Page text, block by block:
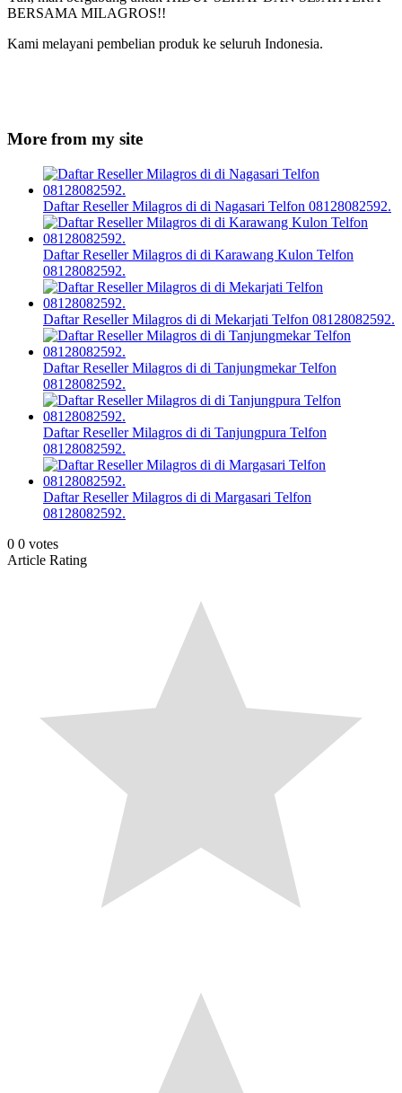
BERSAMA MILAGROS!!
Kami melayani pembelian produk ke seluruh Indonesia.
More from my site
Daftar Reseller Milagros di di Nagasari Telfon 08128082592.
Daftar Reseller Milagros di di Karawang Kulon Telfon
08128082592.
Daftar Reseller Milagros di di Mekarjati Telfon 08128082592.
Daftar Reseller Milagros di di Tanjungmekar Telfon
08128082592.
Daftar Reseller Milagros di di Tanjungpura Telfon
08128082592.
Daftar Reseller Milagros di di Margasari Telfon
08128082592.
0 0 votes
Article Rating